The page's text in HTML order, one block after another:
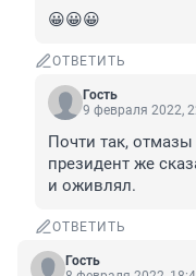
😀😀😀
ОТВЕТИТЬ
Гость
9 февраля 2022,
Почти так,
президент же
и оживлял.
ОТВЕТИТЬ
Гость